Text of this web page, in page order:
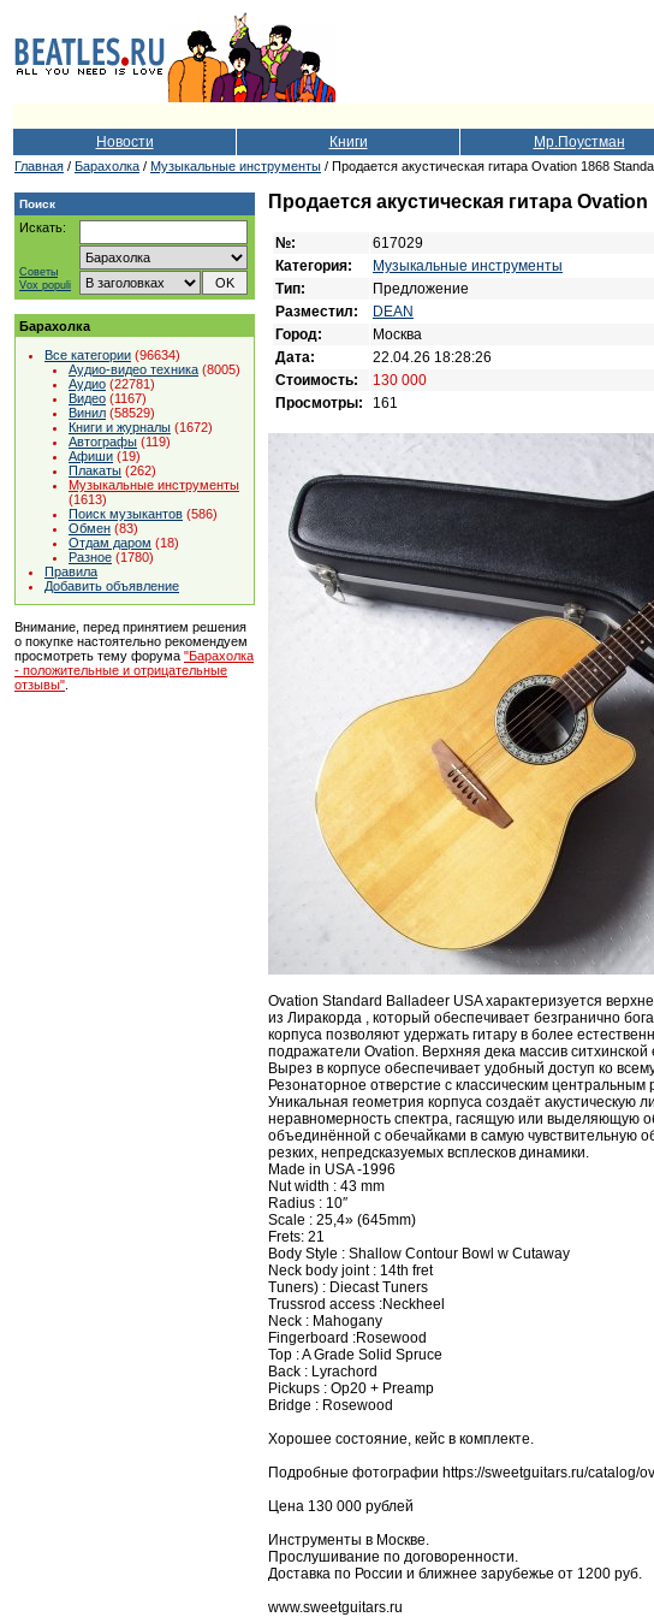
Новости Книги Мр.Поустман
Главная / Барахолка / Музыкальные инструменты / Продается акустическая гитара Ovation 1868
Поиск
Искать:
Советы
Vox populi
Барахолка
Все категории (96634)
Аудио-видео техника (8005)
Аудио (22781)
Видео (1167)
Винил (58529)
Книги и журналы (1672)
Автографы (119)
Афиши (19)
Плакаты (262)
Музыкальные инструменты
(1613)
Поиск музыкантов (586)
Обмен (83)
Отдам даром (18)
Разное (1780)
Правила
Добавить объявление
Внимание, перед принятием решения
о покупке настоятельно рекомендуем
просмотреть тему форума "Барахолка
- положительные и отрицательные
отзывы"
Продается акустическая гитара
№:
617029
Категория:
Музыкальные инструменты
Тип:
Предложение
Разместил:
DEAN
Город:
Москва
Дата:
22.04.26 18:28:26
Стоимость:
130 000
Просмотры:
161
Ovation Standard Balladeer USA характеризуется
из Лиракорда , который обеспечивает безгранично
корпуса позволяют удержать гитару в более
подражатели Ovation. Верхняя дека массив ситхинской
Вырез в корпусе обеспечивает удобный доступ ко
Резонаторное отверстие с классическим
Уникальная геометрия корпуса создаёт
неравномерность спектра, гасящую или выделяющую
объединённой с обечайками в самую чувствительную
резких, непредсказуемых всплесков динамики.
Made in USA -1996
Nut width : 43 mm
Radius : 10″
Scale : 25,4» (645mm)
Frets: 21
Body Style : Shallow Contour Bowl w Cutaway
Neck body joint : 14th fret
Tuners) : Diecast Tuners
Trussrod access :Neckheel
Neck : Mahogany
Fingerboard :Rosewood
Top : A Grade Solid Spruce
Back : Lyrachord
Pickups : Op20 + Preamp
Bridge : Rosewood
Хорошее состояние, кейс в комплекте.
Подробные фотографии https://sweetguitars.ru/catalog/
Цена 130 000 рублей
Инструменты в Москве.
Прослушивание по договоренности.
Доставка по России и ближнее зарубежье от 1200 руб.
www.sweetguitars.ru